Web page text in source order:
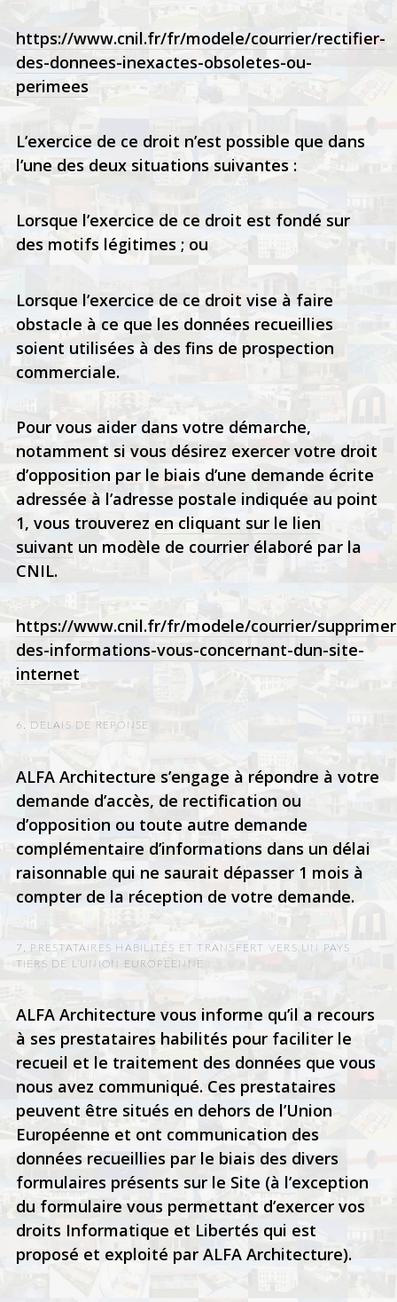
https://www.cnil.fr/fr/modele/courrier/rectifier-
des-donnees-inexactes-obsoletes-ou-
perimees
L’exercice de ce droit n’est possible que dans
l’une des deux situations suivantes :
Lorsque l’exercice de ce droit est fondé sur
des motifs légitimes ; ou
Lorsque l’exercice de ce droit vise à faire
obstacle à ce que les données recueillies
soient utilisées à des fins de prospection
commerciale.
Pour vous aider dans votre démarche,
notamment si vous désirez exercer votre droit
d’opposition par le biais d’une demande écrite
adressée à l’adresse postale indiquée au point
1, vous trouverez en cliquant sur le lien
suivant un modèle de courrier élaboré par la
CNIL.
https://www.cnil.fr/fr/modele/courrier/
des-informations-vous-concernant-dun-site-
internet
6. DELAIS DE REPONSE
ALFA Architecture s’engage à répondre à votre
demande d’accès, de rectification ou
d’opposition ou toute autre demande
complémentaire d’informations dans un délai
raisonnable qui ne saurait dépasser 1 mois à
compter de la réception de votre demande.
7. PRESTATAIRES HABILITÉS ET TRANSFERT VERS UN PAYS
TIERS DE L’UNION EUROPÉENNE
ALFA Architecture vous informe qu’il a recours
à ses prestataires habilités pour faciliter le
recueil et le traitement des données que vous
nous avez communiqué. Ces prestataires
peuvent être situés en dehors de l’Union
Européenne et ont communication des
données recueillies par le biais des divers
formulaires présents sur le Site (à l’exception
du formulaire vous permettant d’exercer vos
droits Informatique et Libertés qui est
proposé et exploité par ALFA Architecture).